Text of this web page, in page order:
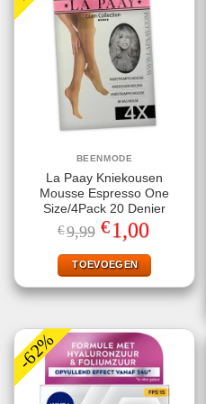
BEENMODE
La Paay Kniekousen
Mousse Espresso One
Size/4Pack 20 Denier
€9,99 Oorspronkelijke
prijs
was:
€9,99.
€1,00
is:
€1,00.
TOEVOEGEN
-62%